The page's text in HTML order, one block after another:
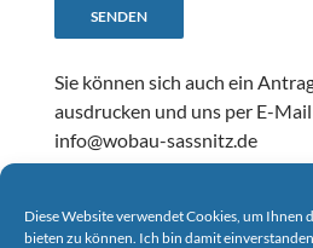
Diese Website verwendet Cookies, um
bieten zu können. Ich bin damit
Sie können sich auch ein
ausdrucken und uns per E-
info@wobau-sassnitz.de
aktuellen